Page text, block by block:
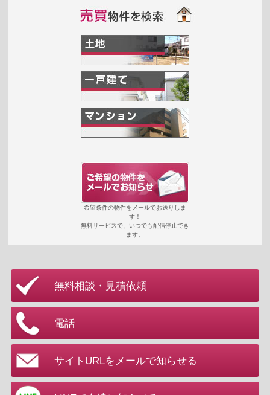
希望条件の物件をメールでお送りしま
す！
無料サービスで、いつでも配信停止でき
ます。
無料相談・見積依頼
電話
サイトURLをメールで知らせる